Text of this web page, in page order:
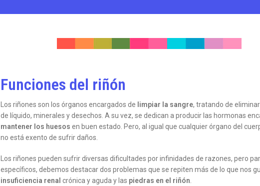
Funciones del riñón
Los riñones son los órganos encargados de limpiar la sangre, tratando de
de líquido, minerales y desechos. A su vez, se dedican a producir las hormonas
mantener los huesos en buen estado. Pero, al igual que cualquier órgano del
no está exento de sufrir daños.
Los riñones pueden sufrir diversas dificultades por infinidades de razones, pero
específicos, debemos destacar dos problemas que se repiten más de lo que nos
insuficiencia renal crónica y aguda y las piedras en el riñón